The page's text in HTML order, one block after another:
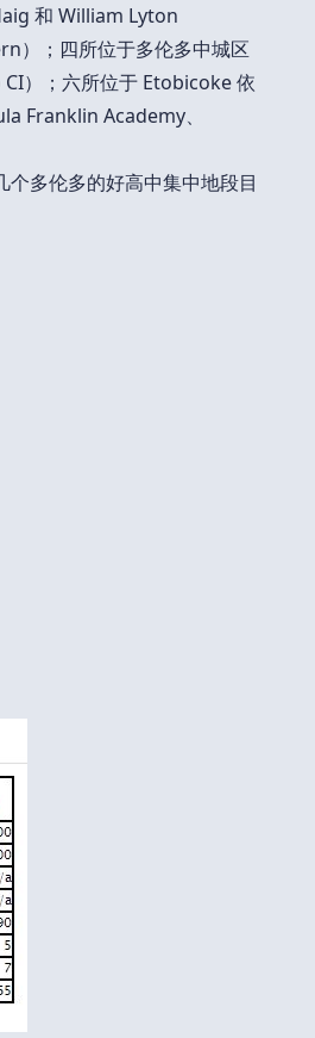
和 William Lyton
）；四所位于多伦多中城区
）；六所位于 Etobicoke 依
Franklin Academy、
多伦多的好高中集中地段目